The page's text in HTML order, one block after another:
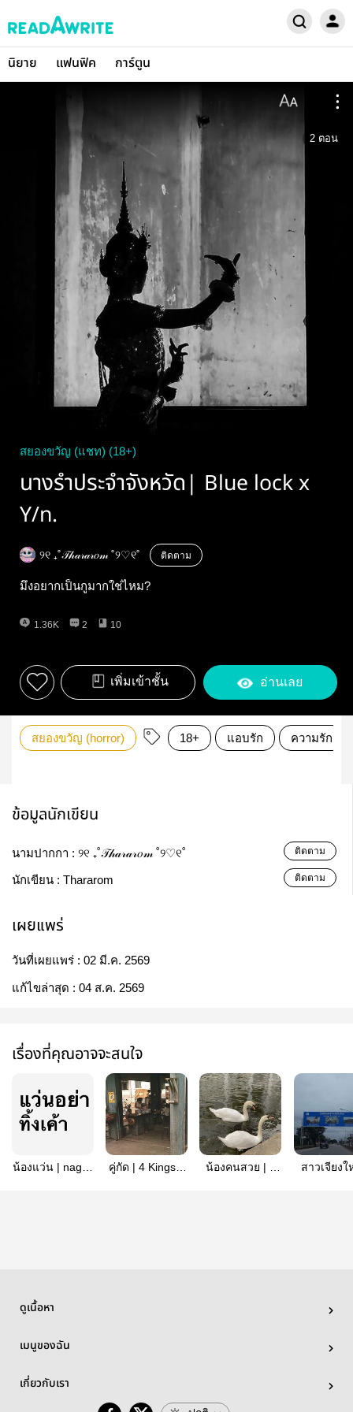
นิยาย แฟนฟิค การ์ตูน
2 ตอน
สยองขวัญ (แชท) (18+)
นางรำประจำจังหวัด| Blue lock x
Y/n.
୨୧ ₊˚𝒯𝒽𝒶𝓇𝒶𝓇𝑜𝓂 ˚୨♡୧˚ ติดตาม
มึงอยากเป็นกูมากใช่ไหม?
1.36K 2 10
เพิ่มเข้าชั้น อ่านเลย
สยองขวัญ (horror) 18+ แอบรัก ความรัก
ข้อมูลนักเขียน
นามปากกา : ୨୧ ₊˚𝒯𝒽𝒶𝓇𝒶𝓇𝑜𝓂 ˚୨♡୧˚ ติดตาม
นักเขียน : Thararom ติดตาม
เผยแพร่
วันที่เผยแพร่ : 02 มี.ค. 2569
แก้ไขล่าสุด : 04 ส.ค. 2569
เรื่องที่คุณอาจจะสนใจ
น้องแว่น | nagi x
คู่กัด | 4 Kings x
น้องคนสวย | 4
สาวเจียง
ดูเนื้อหา
เมนูของฉัน
เกี่ยวกับเรา